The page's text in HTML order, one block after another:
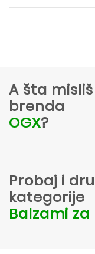
A šta
brenda
OGX?
Probaj i
kategorije
Balzami za